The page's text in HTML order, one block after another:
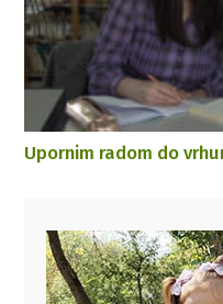
Upornim radom do